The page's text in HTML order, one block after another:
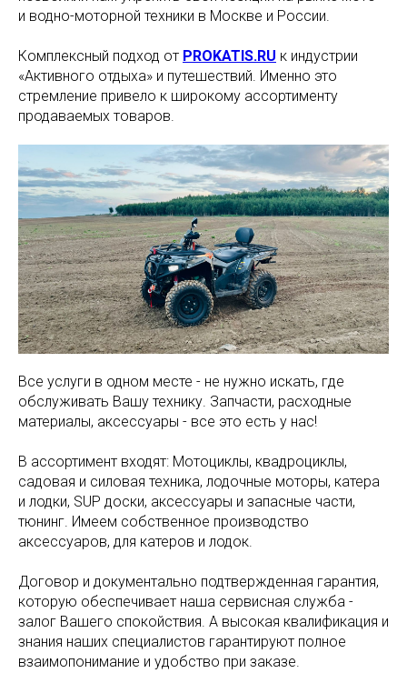
и водно-моторной техники в Москве и России.
Комплексный подход от PROKATIS.RU к индустрии
«Активного отдыха» и путешествий. Именно это
стремление привело к широкому ассортименту
продаваемых товаров.
Все услуги в одном месте - не нужно искать, где
обслуживать Вашу технику. Запчасти, расходные
материалы, аксессуары - все это есть у нас!
В ассортимент входят: Мотоциклы, квадроциклы,
садовая и силовая техника, лодочные моторы, катера
и лодки, SUP доски, аксессуары и запасные части,
тюнинг. Имеем собственное производство
аксессуаров, для катеров и лодок.
Договор и документально подтвержденная гарантия,
которую обеспечивает наша сервисная служба -
залог Вашего спокойствия. А высокая квалификация и
знания наших специалистов гарантируют полное
взаимопонимание и удобство при заказе.